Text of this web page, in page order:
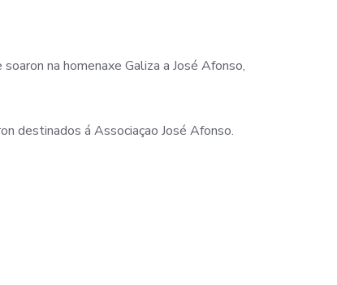
na homenaxe Galiza a José Afonso,
destinados á Associaçao José Afonso.